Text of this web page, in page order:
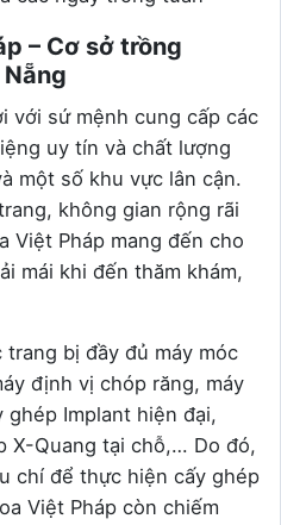
– Cơ sở trồng
với sứ mệnh cung cấp các
uy tín và chất lượng
một số khu vực lân cận.
không gian rộng rãi
Việt Pháp mang đến cho
mái khi đến thăm khám,
trang bị đầy đủ máy móc
định vị chóp răng, máy
Implant hiện đại,
X-Quang tại chỗ,… Do đó,
chí để thực hiện cấy ghép
Việt Pháp còn chiếm